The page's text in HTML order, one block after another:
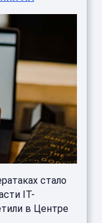
стало
IT-
в Центре